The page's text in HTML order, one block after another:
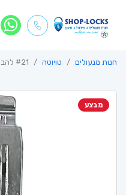
חנות מנעולים טויוטה #21 להב למפתח טויוטה משונן toy41 toyota
מבצע